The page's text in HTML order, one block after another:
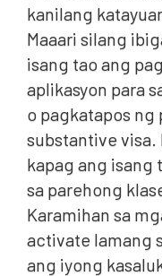
kanilang
Maaari silang
isang tao ang
aplikasyon para
o pagkatapos ng
substantive visa.
kapag ang isang
sa parehong
Karamihan sa
activate lamang
ang iyong